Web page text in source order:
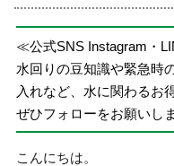
≪公式SNS Instagram・
水回りの豆知識や緊急時
入れなど、水に関わるお
ぜひフォローをお願いし
こんにちは。